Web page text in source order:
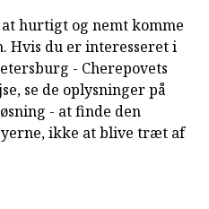
hurtigt og nemt komme
Hvis du er interesseret i
- Cherepovets
se de oplysninger på
- at finde den
ikke at blive træt af